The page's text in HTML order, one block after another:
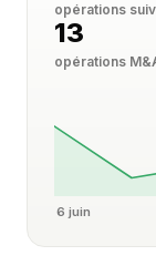
opérations
13
opérations
6 juin